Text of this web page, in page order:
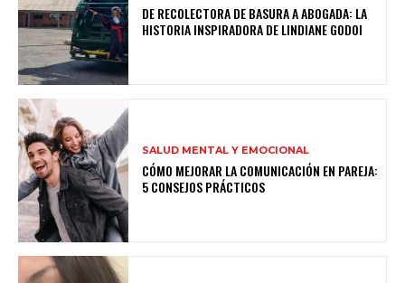
DE RECOLECTORA DE BASURA A ABOGADA: LA
HISTORIA INSPIRADORA DE LINDIANE GODOI
SALUD MENTAL Y EMOCIONAL
CÓMO MEJORAR LA COMUNICACIÓN EN PAREJA:
5 CONSEJOS PRÁCTICOS